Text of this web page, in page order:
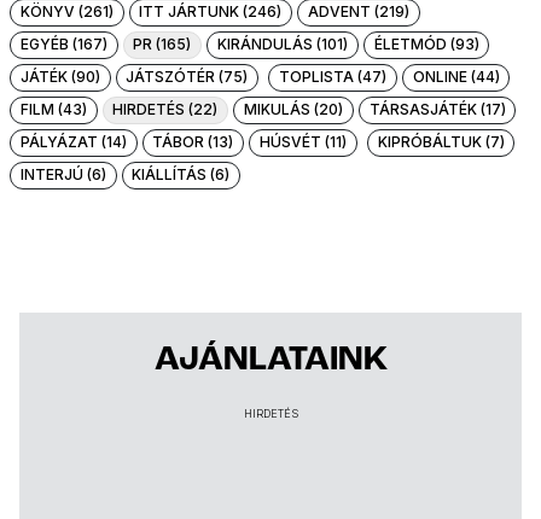
KÖNYV (261)
ITT JÁRTUNK (246)
ADVENT (219)
EGYÉB (167)
PR (165) KIRÁNDULÁS (101)
ÉLETMÓD (93)
JÁTÉK (90)
JÁTSZÓTÉR (75) TOPLISTA (47)
ONLINE (44)
FILM (43)
HIRDETÉS (22) MIKULÁS (20)
TÁRSASJÁTÉK (17)
PÁLYÁZAT (14)
TÁBOR (13) HÚSVÉT (11)
KIPRÓBÁLTUK (7)
INTERJÚ (6)
KIÁLLÍTÁS (6)
AJÁNLATAINK
HIRDETÉS